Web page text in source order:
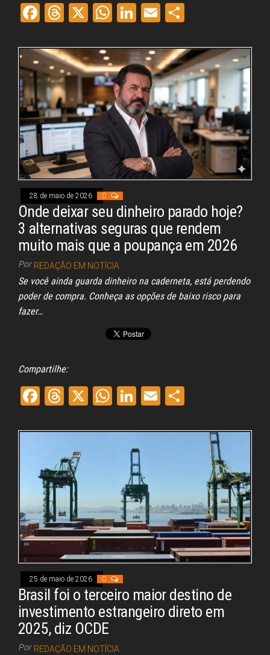
Fa
bo
ok
Th
ad
s
X
W
ts
A
pp
Li
ed
In
E
ail e
28 de maio de 2026 0
Onde deixar seu dinheiro parado hoje?
3 alternativas seguras que rendem
muito mais que a poupança em 2026
Por REDAÇÃO EM NOTÍCIA
Se você ainda guarda dinheiro na caderneta, está perdendo
poder de compra. Conheça as opções de baixo risco para
fazer…
Compartilhe:
Fa
bo
Th
ad
s
X
W
ts
pp
Li
ed
In
E
ail e
25 de maio de 2026 0
Brasil foi o terceiro maior destino de
investimento estrangeiro direto em
2025, diz OCDE
Por REDAÇÃO EM NOTÍCIA